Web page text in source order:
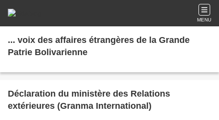
MENU
... voix des affaires étrangères de la Grande
Patrie Bolivarienne
Déclaration du ministère des Relations
extérieures (Granma International)